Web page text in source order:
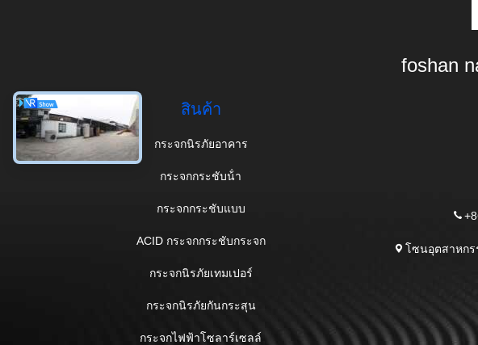
foshan
สินค้า
กระจกนิรภัยอาคาร
กระจกกระชับน้ํา
กระจกกระชับแบบ
ACID กระจกกระชับกระจก
กระจกนิรภัยเทมเปอร์
กระจกนิรภัยกันกระสุน
กระจกไฟฟ้าโซลาร์เซลล์
โซนอุตสาหกร